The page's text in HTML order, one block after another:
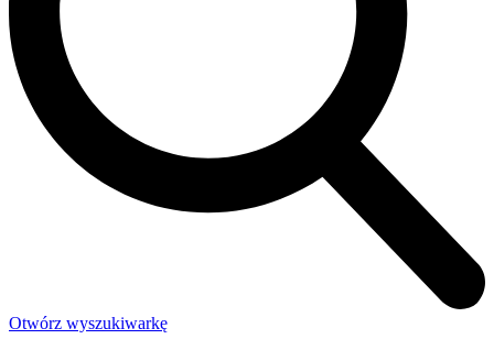
Otwórz wyszukiwarkę